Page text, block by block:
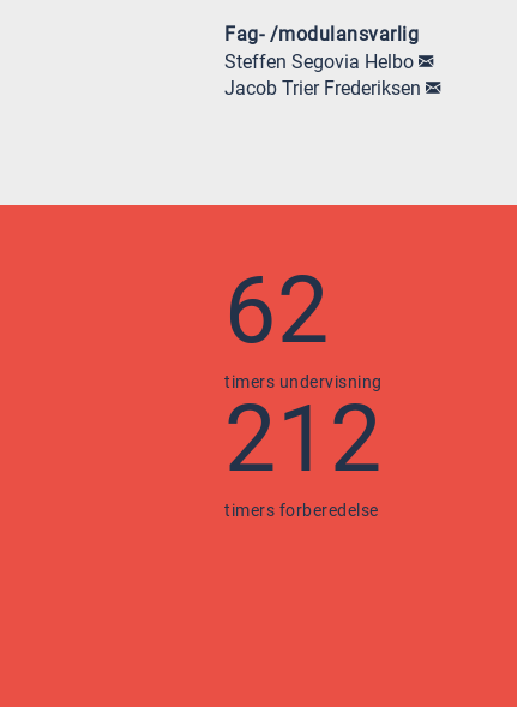
Fag- /modulansvarlig
Steffen Segovia Helbo
Jacob Trier Frederiksen
62
timers undervisning
212
timers forberedelse